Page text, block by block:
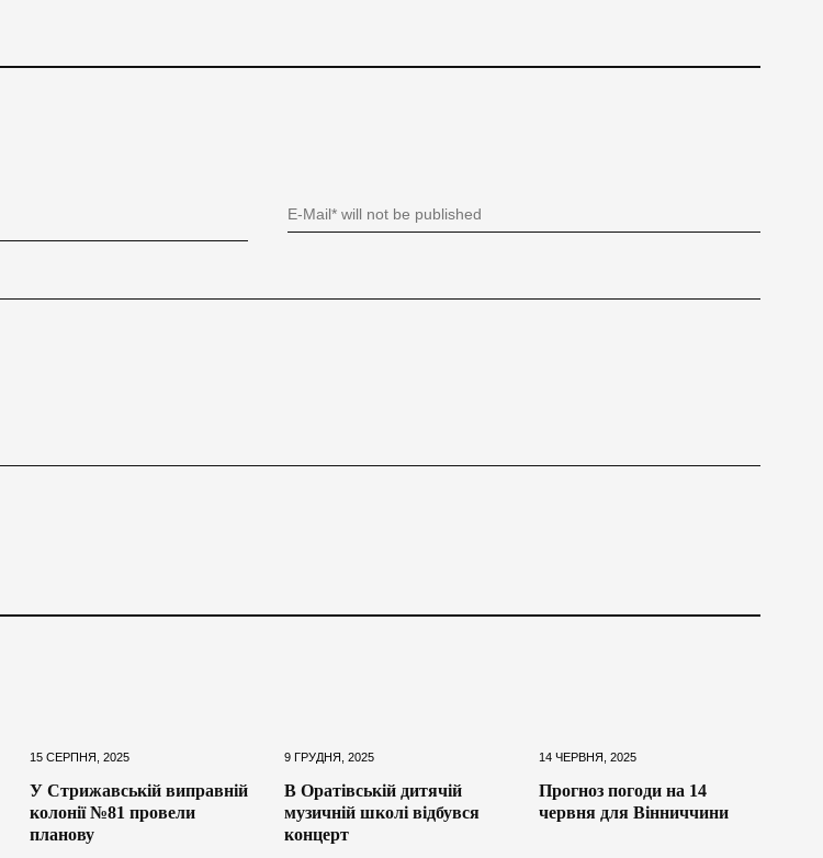
15 СЕРПНЯ, 2025
У Стрижавській виправній
колонії №81 провели
планову
9 ГРУДНЯ, 2025
В Оратівській дитячій
музичній школі відбувся
концерт
14 ЧЕРВНЯ, 2025
Прогноз погоди на 14
червня для Вінниччини